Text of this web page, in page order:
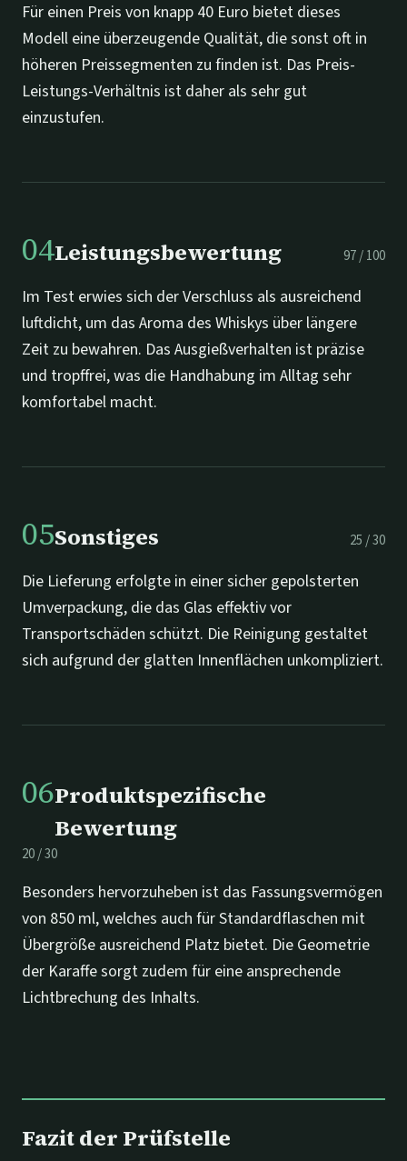
Für einen Preis von knapp 40 Euro bietet dieses
Modell eine überzeugende Qualität, die sonst oft in
höheren Preissegmenten zu finden ist. Das Preis-
Leistungs-Verhältnis ist daher als sehr gut
einzustufen.
04Leistungsbewertung 97/100
Im Test erwies sich der Verschluss als ausreichend
luftdicht, um das Aroma des Whiskys über längere
Zeit zu bewahren. Das Ausgießverhalten ist präzise
und tropffrei, was die Handhabung im Alltag sehr
komfortabel macht.
05Sonstiges 25 /30
Die Lieferung erfolgte in einer sicher gepolsterten
Umverpackung, die das Glas effektiv vor
Transportschäden schützt. Die Reinigung gestaltet
sich aufgrund der glatten Innenflächen unkompliziert.
06Produktspezifische
Bewertung
20/30
Besonders hervorzuheben ist das Fassungsvermögen
von 850 ml, welches auch für Standardflaschen mit
Übergröße ausreichend Platz bietet. Die Geometrie
der Karaffe sorgt zudem für eine ansprechende
Lichtbrechung des Inhalts.
Fazit der Prüfstelle